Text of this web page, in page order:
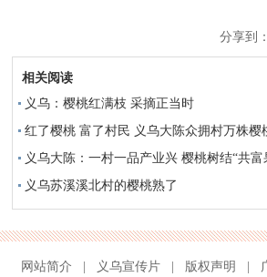
分享到：
相关阅读
义乌：樱桃红满枝 采摘正当时
红了樱桃 富了村民 义乌大陈众拥村万株樱
义乌大陈：一村一品产业兴 樱桃树结“共富
义乌苏溪溪北村的樱桃熟了
网站简介 义乌宣传片 版权声明